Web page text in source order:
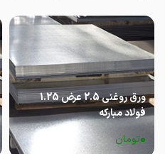
ورق روغنی 2.5 عرض 1.25
فولاد مبارکه
0تومان